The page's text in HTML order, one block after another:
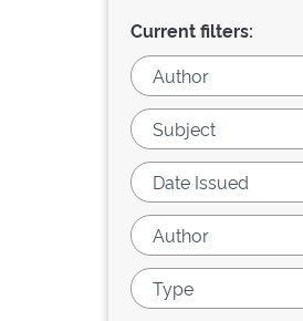
Current filters: